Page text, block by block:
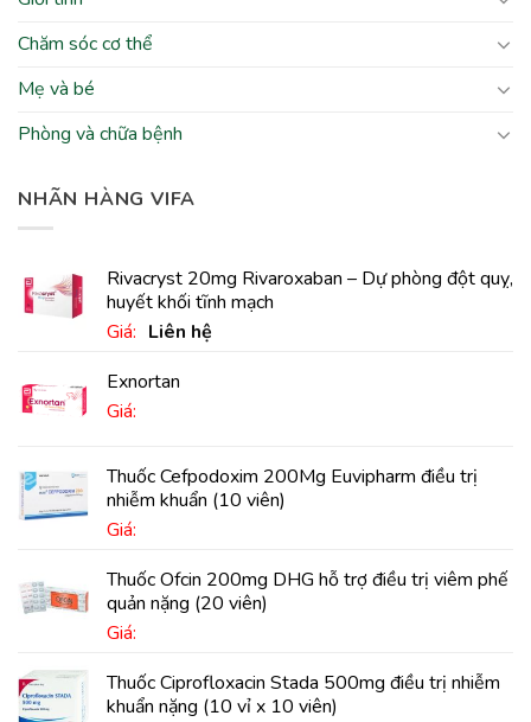
Chăm sóc cơ thể
Mẹ và bé
Phòng và chữa bệnh
NHÃN HÀNG VIFA
Rivacryst 20mg Rivaroxaban – Dự phòng đột quỵ,
huyết khối tĩnh mạch
Giá: Liên hệ
Exnortan
Giá:
Thuốc Cefpodoxim 200Mg Euvipharm điều trị
nhiễm khuẩn (10 viên)
Giá:
Thuốc Ofcin 200mg DHG hỗ trợ điều trị viêm phế
quản nặng (20 viên)
Giá:
Thuốc Ciprofloxacin Stada 500mg điều trị nhiễm
khuẩn nặng (10 vỉ x 10 viên)